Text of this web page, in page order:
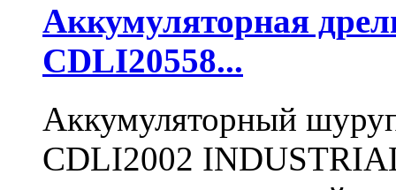
Аккумуляторная
CDLI20558...
Аккумуляторный
CDLI2002